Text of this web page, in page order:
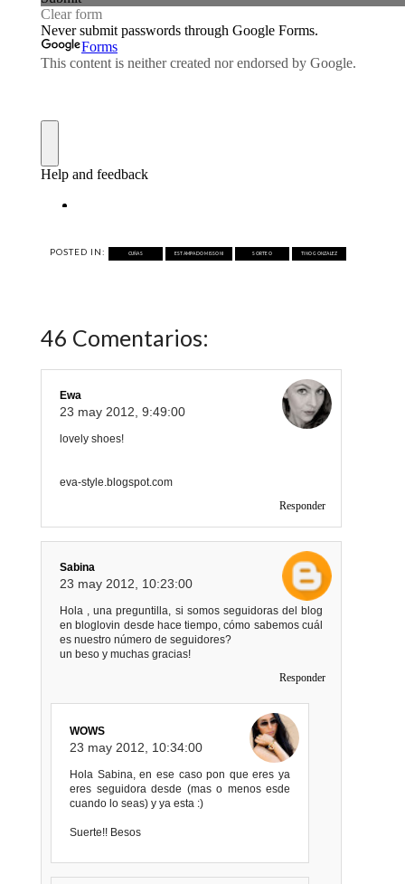
POSTED IN: CUÑAS ESTAMPADO MISSONI SORTEO TINO GONZALEZ
46 Comentarios:
Ewa
23 may 2012, 9:49:00
lovely shoes!
eva-style.blogspot.com
Responder
Sabina
23 may 2012, 10:23:00
Hola , una preguntilla, si somos seguidoras del blog
en bloglovin desde hace tiempo, cómo sabemos cuál
es nuestro número de seguidores?
un beso y muchas gracias!
Responder
WOWS
23 may 2012, 10:34:00
Hola Sabina, en ese caso pon que eres ya
eres seguidora desde (mas o menos esde
cuando lo seas) y ya esta :)
Suerte!! Besos